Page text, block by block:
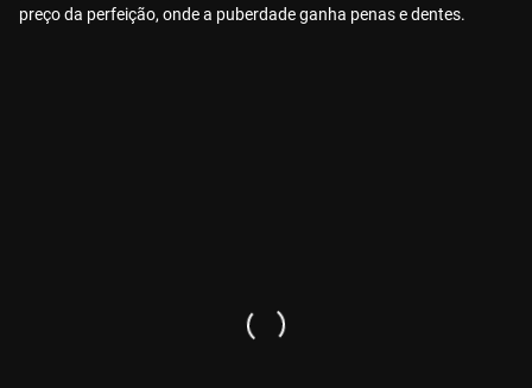
preço da perfeição, onde a puberdade ganha penas e dentes.